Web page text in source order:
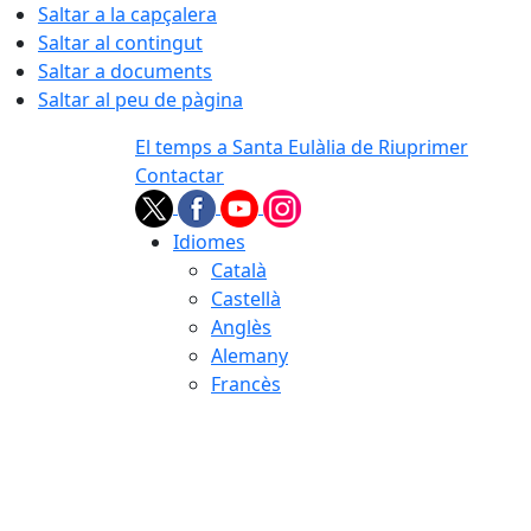
Saltar a la capçalera
Saltar al contingut
Saltar a documents
Saltar al peu de pàgina
El temps a Santa Eulàlia de Riuprimer
Contactar
Idiomes
Català
Castellà
Anglès
Alemany
Francès